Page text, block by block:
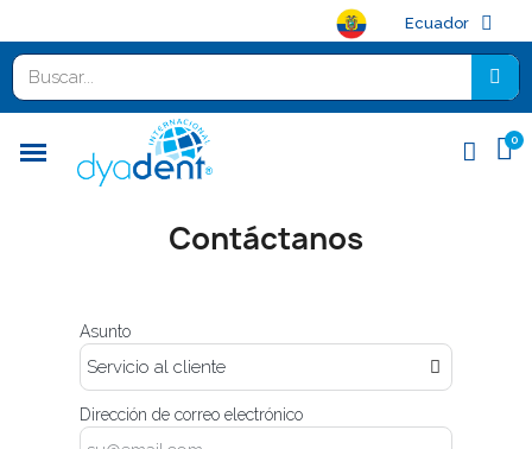
Ecuador
Contáctanos
Asunto
Dirección de correo electrónico